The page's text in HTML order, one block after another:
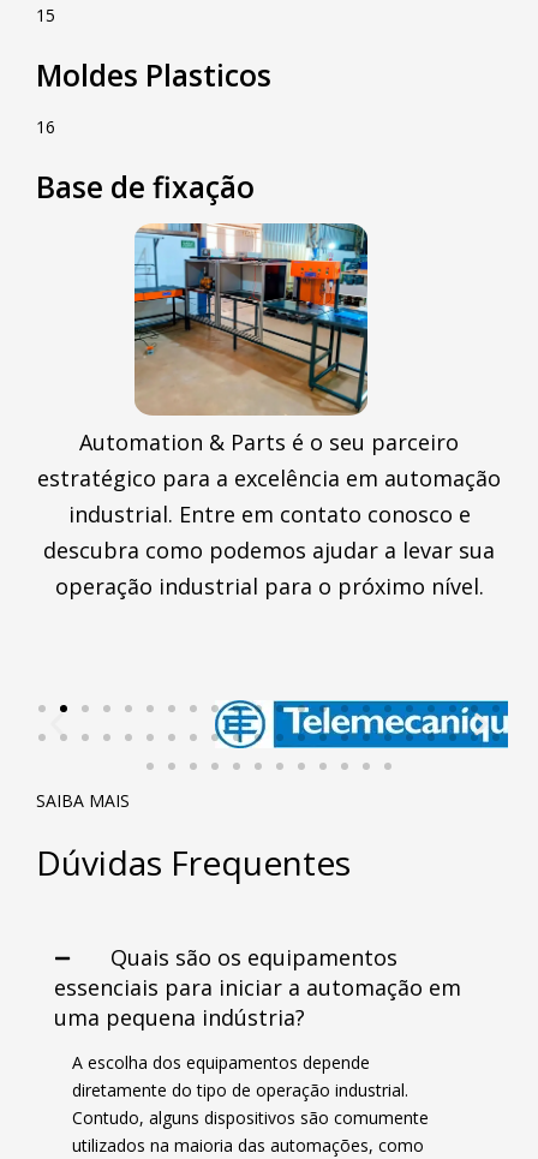
15
Moldes Plasticos
16
Base de fixação
Automation & Parts é o seu parceiro
estratégico para a excelência em automação
industrial. Entre em contato conosco e
descubra como podemos ajudar a levar sua
operação industrial para o próximo nível.
SAIBA MAIS
Dúvidas Frequentes
Quais são os equipamentos
essenciais para iniciar a automação em
uma pequena indústria?
A escolha dos equipamentos depende
diretamente do tipo de operação industrial.
Contudo, alguns dispositivos são comumente
utilizados na maioria das automações, como